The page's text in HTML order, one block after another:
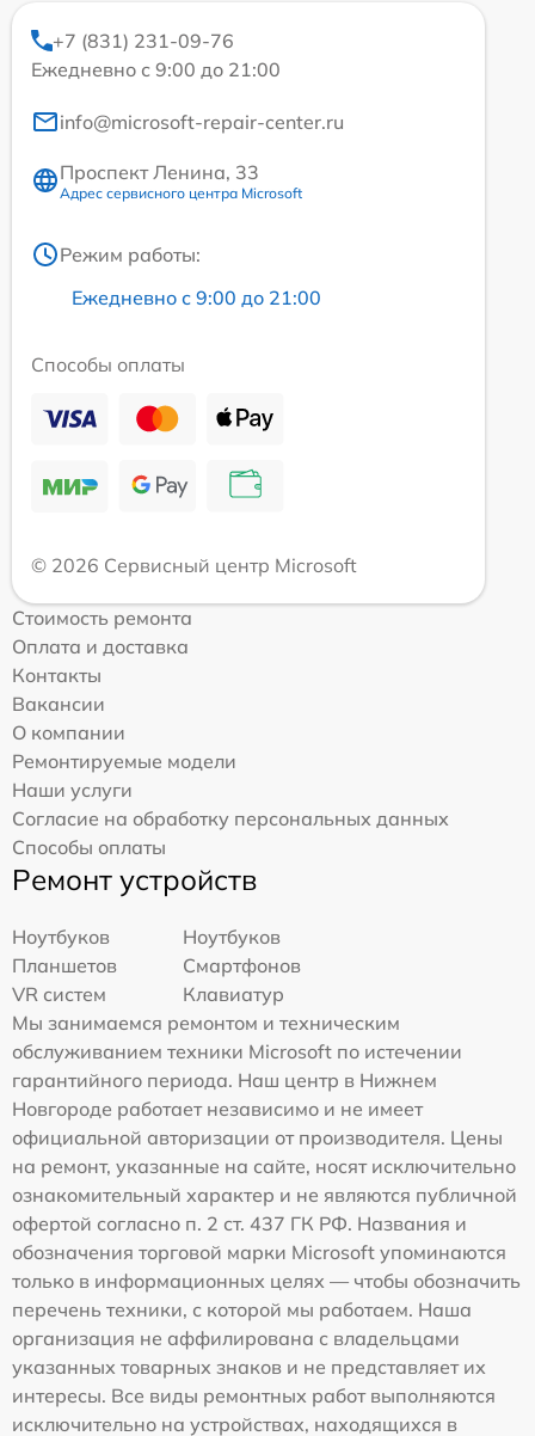
+7 (831) 231-09-76
Ежедневно с 9:00 до 21:00
info@microsoft-repair-center.ru
Проспект Ленина, 33
Адрес сервисного центра Microsoft
Режим работы:
Ежедневно с 9:00 до 21:00
Способы оплаты
© 2026 Сервисный центр Microsoft
Стоимость ремонта
Оплата и доставка
Контакты
Вакансии
О компании
Ремонтируемые модели
Наши услуги
Согласие на обработку персональных данных
Способы оплаты
Ремонт устройств
Ноутбуков
Ноутбуков
Планшетов
Смартфонов
VR систем
Клавиатур
Мы занимаемся ремонтом и техническим
обслуживанием техники Microsoft по истечении
гарантийного периода. Наш центр в Нижнем
Новгороде работает независимо и не имеет
официальной авторизации от производителя. Цены
на ремонт, указанные на сайте, носят исключительно
ознакомительный характер и не являются публичной
офертой согласно п. 2 ст. 437 ГК РФ. Названия и
обозначения торговой марки Microsoft упоминаются
только в информационных целях — чтобы обозначить
перечень техники, с которой мы работаем. Наша
организация не аффилирована с владельцами
указанных товарных знаков и не представляет их
интересы. Все виды ремонтных работ выполняются
исключительно на устройствах, находящихся в